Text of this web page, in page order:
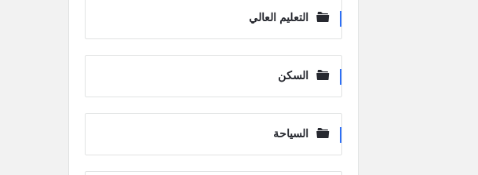
التعليم العالي
السكن
السياحة